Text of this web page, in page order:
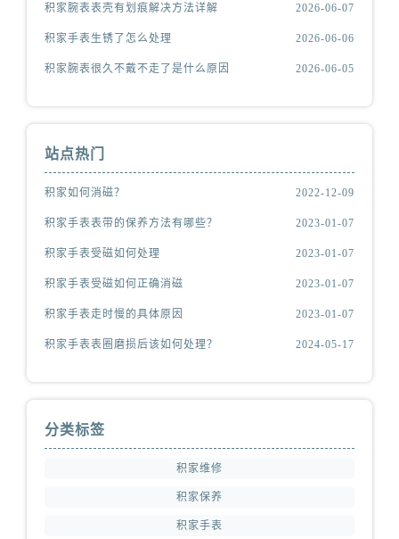
积家腕表表壳有划痕解决方法详解 2026-06-07
积家手表生锈了怎么处理 2026-06-06
积家腕表很久不戴不走了是什么原因 2026-06-05
站点热门
积家如何消磁？ 2022-12-09
积家手表表带的保养方法有哪些？ 2023-01-07
积家手表受磁如何处理 2023-01-07
积家手表受磁如何正确消磁 2023-01-07
积家手表走时慢的具体原因 2023-01-07
积家手表表圈磨损后该如何处理？ 2024-05-17
分类标签
积家维修
积家保养
积家手表